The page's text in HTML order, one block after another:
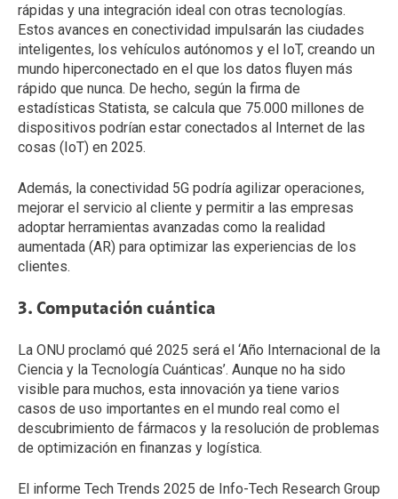
rápidas y una integración ideal con otras tecnologías.
Estos avances en conectividad impulsarán las ciudades
inteligentes, los vehículos autónomos y el IoT, creando un
mundo hiperconectado en el que los datos fluyen más
rápido que nunca. De hecho, según la firma de
estadísticas Statista, se calcula que 75.000 millones de
dispositivos podrían estar conectados al Internet de las
cosas (IoT) en 2025.
Además, la conectividad 5G podría agilizar operaciones,
mejorar el servicio al cliente y permitir a las empresas
adoptar herramientas avanzadas como la realidad
aumentada (AR) para optimizar las experiencias de los
clientes.
3. Computación cuántica
La ONU proclamó qué 2025 será el ‘Año Internacional de la
Ciencia y la Tecnología Cuánticas’. Aunque no ha sido
visible para muchos, esta innovación ya tiene varios
casos de uso importantes en el mundo real como el
descubrimiento de fármacos y la resolución de problemas
de optimización en finanzas y logística.
El informe Tech Trends 2025 de Info-Tech Research Group